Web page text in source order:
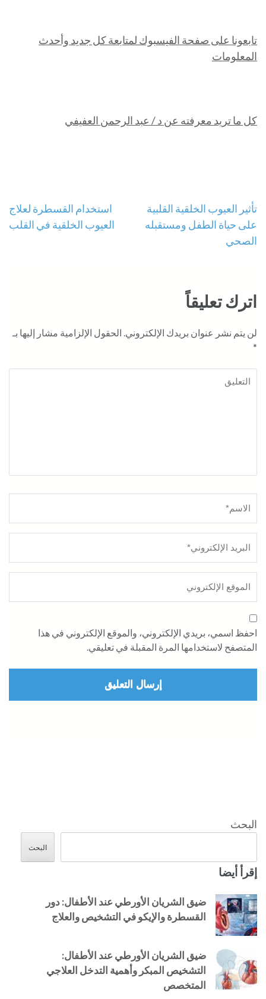
تابعونا على صفحة الفيسبوك لمتابعة كل جديد وأحدث
المعلومات
كل ما تريد معرفته عن د / عبد الرحمن العفيفي
تصفّح
المقالات
تأثير العيوب الخلقية القلبية
على حياة الطفل ومستقبله
الصحي
استخدام القسطرة لعلاج
العيوب الخلقية في القلب
اترك تعليقاً
لن يتم نشر عنوان بريدك الإلكتروني. الحقول الإلزامية مشار إليها بـ
*
الإلكتروني
الإلكتروني
احفظ اسمي، بريدي الإلكتروني، والموقع الإلكتروني في هذا
المتصفح لاستخدامها المرة المقبلة في تعليقي.
البحث
البحث
إقرأ أيضا
ضيق الشريان الأورطي عند الأطفال: دور
القسطرة والإيكو في التشخيص والعلاج
ضيق الشريان الأورطي عند الأطفال:
التشخيص المبكر وأهمية التدخل العلاجي
المتخصص